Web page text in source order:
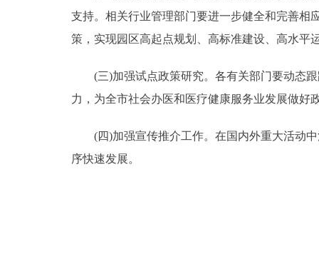
支持。相关行业管理部门要进一步健全和完善相
策，实现园区高起点规划、高标准建设、高水平
(三)加强试点政策研究。各有关部门要动态跟
力，为全市社会办医和医疗健康服务业发展做好
(四)加强宣传推介工作。在国内外重大活动中
序快速发展。